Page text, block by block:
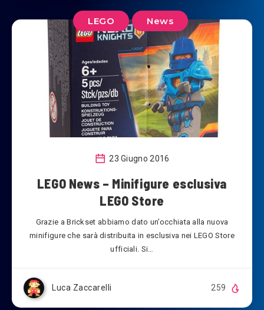
LEGO News
23 Giugno 2016
LEGO News – Minifigure esclusiva
LEGO Store
Grazie a Brickset abbiamo dato un’occhiata alla nuova
minifigure che sarà distribuita in esclusiva nei LEGO Store
ufficiali. Si…
Luca Zaccarelli 259